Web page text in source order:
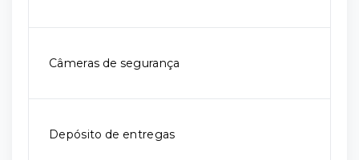
Câmeras de segurança
Depósito de entregas